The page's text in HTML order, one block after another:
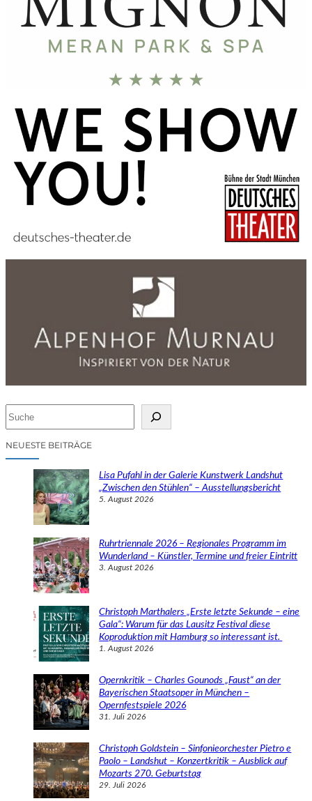
cNEUESTE BEITRÄGE
Lisa Pufahl in der Galerie Kunstwerk Landshut
„Zwischen den Stühlen“ – Ausstellungsbericht
5. August 2026
Ruhrtriennale 2026 – Regionales Programm im
Wunderland – Künstler, Termine und freier Eintritt
3. August 2026
Christoph Marthalers „Erste letzte Sekunde – eine
Gala“: Warum für das Lausitz Festival diese
Koproduktion mit Hamburg so interessant ist.
1. August 2026
Opernkritik – Charles Gounods „Faust“ an der
Bayerischen Staatsoper in München –
Opernfestspiele 2026
31. Juli 2026
Christoph Goldstein – Sinfonieorchester Pietro e
Paolo – Landshut – Konzertkritik – Ausblick auf
Mozarts 270. Geburtstag
29. Juli 2026